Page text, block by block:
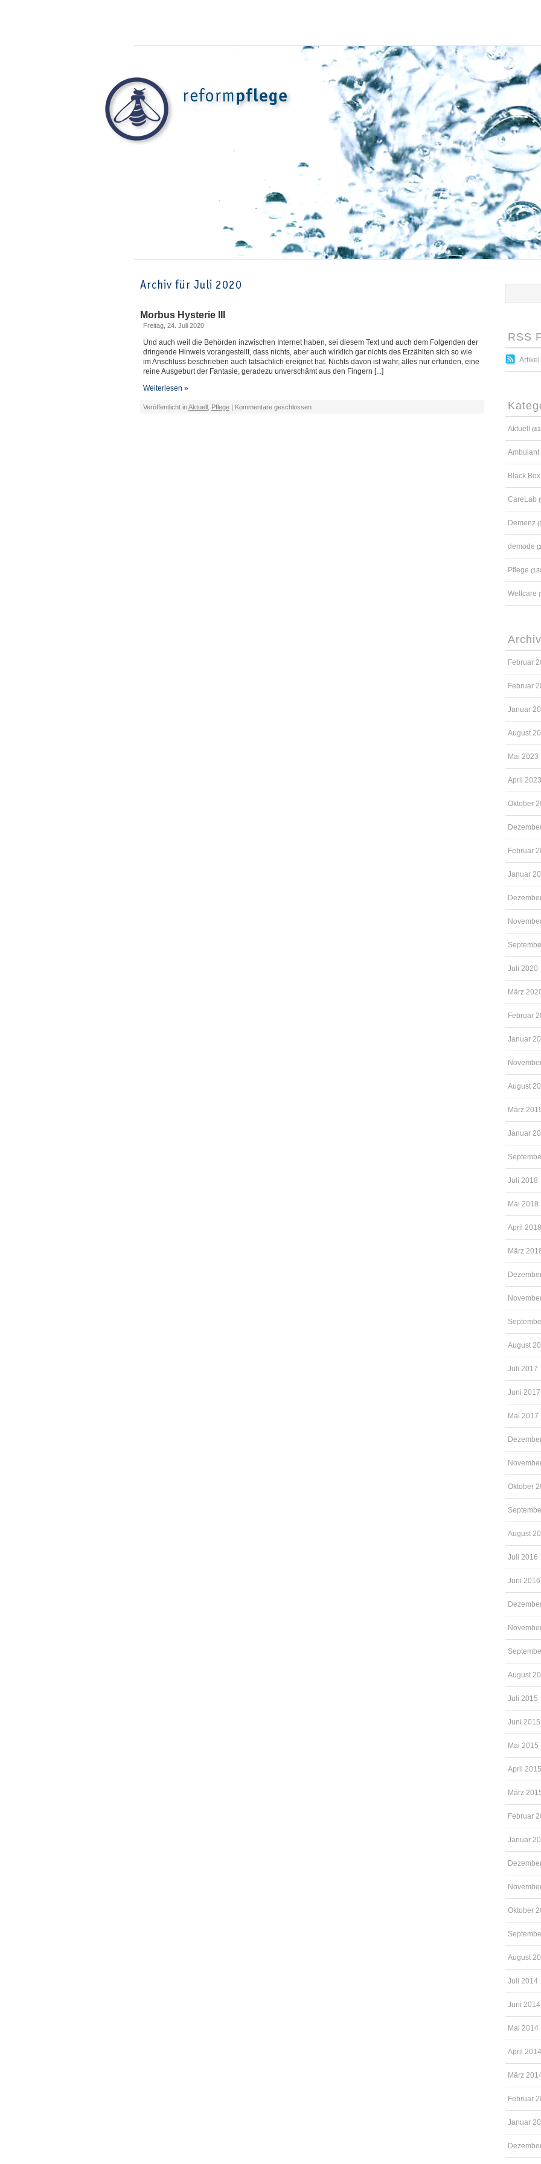
Archiv für Juli 2020
Morbus Hysterie III
Freitag, 24. Juli 2020
Und auch weil die Behörden inzwischen Internet haben, sei diesem Text und auch dem Folgenden der
dringende Hinweis vorangestellt, dass nichts, aber auch wirklich gar nichts des Erzählten sich so wie
im Anschluss beschrieben auch tatsächlich ereignet hat. Nichts davon ist wahr, alles nur erfunden, eine
reine Ausgeburt der Fantasie, geradezu unverschämt aus den Fingern [...]
Weiterlesen »
Veröffentlicht inAktuell Pflege | Kommentare geschlossen
RSS
Artikel
Aktuell
Ambulant
Black Box
CareLab
Demenz
demode
Pflege
Wellcare
Archiv
Februar
Februar
Januar
August
Mai 2023
April 2023
Oktober
Februar
Januar
Juli 2020
März
Februar
Januar
August
März
Januar
Juli 2018
Mai 2018
April 2018
März
August
Juli 2017
Juni 2017
Mai 2017
Oktober
August
Juli 2016
Juni 2016
August
Juli 2015
Juni 2015
Mai 2015
April 2015
März
Februar
Januar
Oktober
August
Juli 2014
Juni 2014
Mai 2014
April 2014
März
Februar
Januar